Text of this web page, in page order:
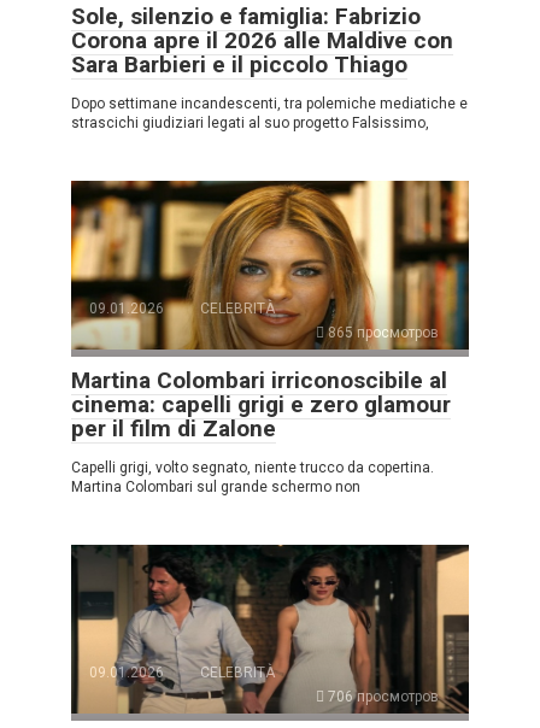
Sole, silenzio e famiglia: Fabrizio
Corona apre il 2026 alle Maldive con
Sara Barbieri e il piccolo Thiago
Dopo settimane incandescenti, tra polemiche mediatiche e
strascichi giudiziari legati al suo progetto Falsissimo,
09.01.2026
CELEBRITÀ
865 просмотров
Martina Colombari irriconoscibile al
cinema: capelli grigi e zero glamour
per il film di Zalone
Capelli grigi, volto segnato, niente trucco da copertina.
Martina Colombari sul grande schermo non
09.01.2026
CELEBRITÀ
706 просмотров